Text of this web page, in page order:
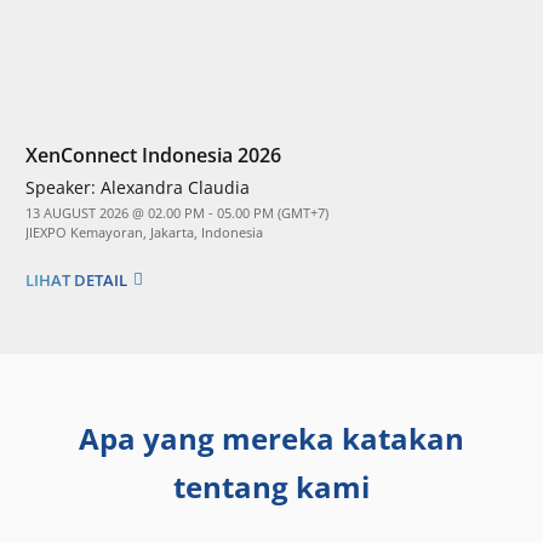
XenConnect Indonesia 2026
Speaker: Alexandra Claudia
13 AUGUST 2026 @ 02.00 PM - 05.00 PM (GMT+7)
JIEXPO Kemayoran, Jakarta, Indonesia
LIHAT DETAIL
Apa yang mereka katakan
tentang kami